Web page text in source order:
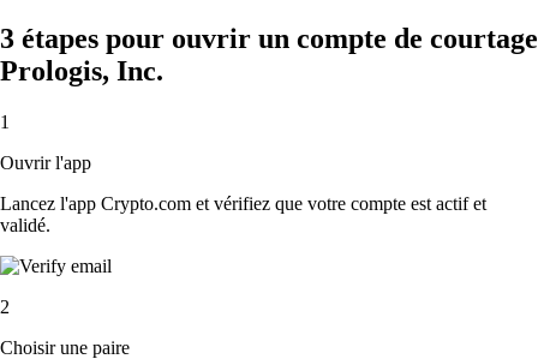
3 étapes pour ouvrir un compte de courtage
Prologis, Inc.
1
Ouvrir l'app
Lancez l'app Crypto.com et vérifiez que votre compte est actif et
validé.
2
Choisir une paire